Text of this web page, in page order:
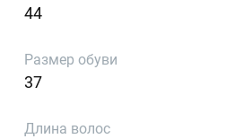
44
Размер обуви
37
Длина волос